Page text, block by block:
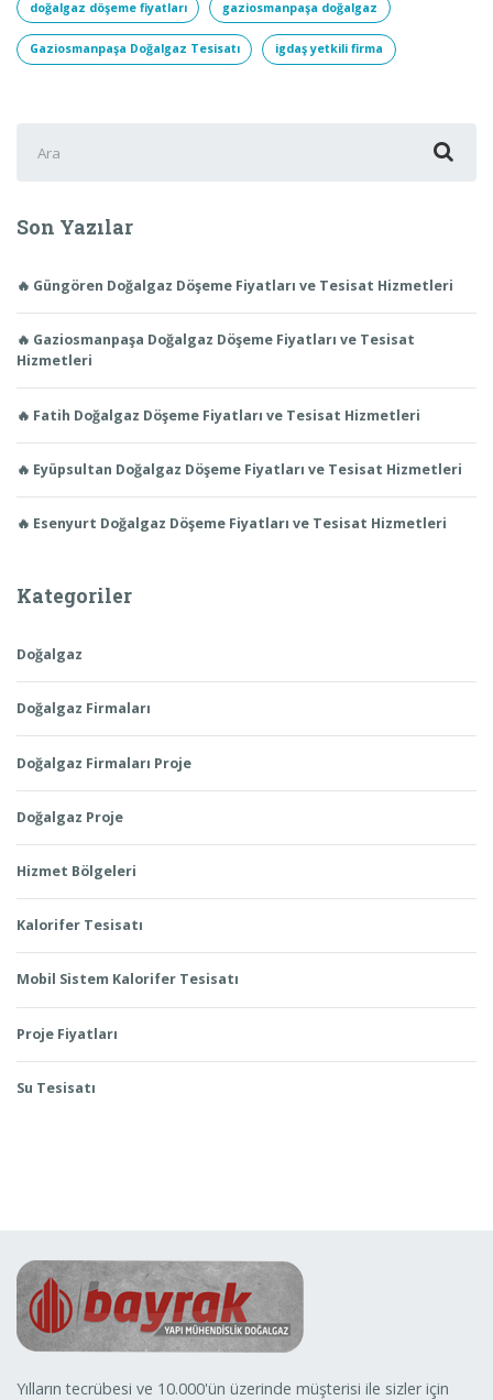
doğalgaz döşeme fiyatları gaziosmanpaşa doğalgaz
Gaziosmanpaşa Doğalgaz Tesisatı igdaş yetkili firma
ara:
Son Yazılar
🔥 Güngören Doğalgaz Döşeme Fiyatları ve Tesisat Hizmetleri
🔥 Gaziosmanpaşa Doğalgaz Döşeme Fiyatları ve Tesisat
Hizmetleri
🔥 Fatih Doğalgaz Döşeme Fiyatları ve Tesisat Hizmetleri
🔥 Eyüpsultan Doğalgaz Döşeme Fiyatları ve Tesisat Hizmetleri
🔥 Esenyurt Doğalgaz Döşeme Fiyatları ve Tesisat Hizmetleri
Kategoriler
Doğalgaz
Doğalgaz Firmaları
Doğalgaz Firmaları Proje
Doğalgaz Proje
Hizmet Bölgeleri
Kalorifer Tesisatı
Mobil Sistem Kalorifer Tesisatı
Proje Fiyatları
Su Tesisatı
Yılların tecrübesi ve 10.000'ün üzerinde müşterisi ile sizler için